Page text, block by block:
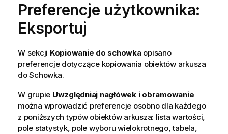
Preferencje użytkownika:
Eksportuj
W sekcji Kopiowanie do schowkaopisano
preferencje dotyczące kopiowania obiektów arkusza
do Schowka.
W grupie Uwzględniaj nagłówek i obramowanie
można wprowadzić preferencje osobno dla każdego
z poniższych typów obiektów arkusza: lista wartości,
pole statystyk, pole wyboru wielokrotnego, tabela,